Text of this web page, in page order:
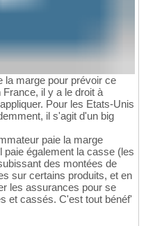
la marge pour prévoir ce
il y a le droit à
Pour les Etats-Unis
il s'agit d'un big
paie la marge
également la casse (les
des montées de
sur certains produits, et en
les assurances pour se
et cassés. C'est tout bénéf'